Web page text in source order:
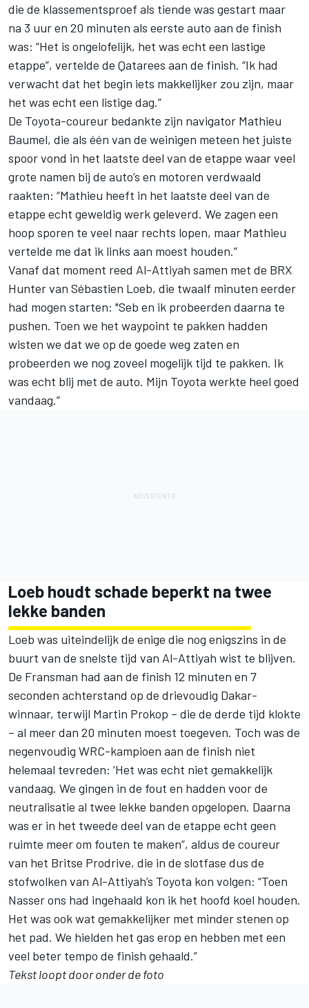
die de klassementsproef als tiende was gestart maar
na 3 uur en 20 minuten als eerste auto aan de finish
was: “Het is ongelofelijk, het was echt een lastige
etappe”, vertelde de Qatarees aan de finish. “Ik had
verwacht dat het begin iets makkelijker zou zijn, maar
het was echt een listige dag.”
De Toyota-coureur bedankte zijn navigator Mathieu
Baumel, die als één van de weinigen meteen het juiste
spoor vond in het laatste deel van de etappe waar veel
grote namen bij de auto’s en motoren verdwaald
raakten: “Mathieu heeft in het laatste deel van de
etappe echt geweldig werk geleverd. We zagen een
hoop sporen te veel naar rechts lopen, maar Mathieu
vertelde me dat ik links aan moest houden.”
Vanaf dat moment reed Al-Attiyah samen met de BRX
Hunter van Sébastien Loeb, die twaalf minuten eerder
had mogen starten: "Seb en ik probeerden daarna te
pushen. Toen we het waypoint te pakken hadden
wisten we dat we op de goede weg zaten en
probeerden we nog zoveel mogelijk tijd te pakken. Ik
was echt blij met de auto. Mijn Toyota werkte heel goed
vandaag.”
Loeb houdt schade beperkt na twee
lekke banden
Loeb was uiteindelijk de enige die nog enigszins in de
buurt van de snelste tijd van Al-Attiyah wist te blijven.
De Fransman had aan de finish 12 minuten en 7
seconden achterstand op de drievoudig Dakar-
winnaar, terwijl Martin Prokop – die de derde tijd klokte
– al meer dan 20 minuten moest toegeven. Toch was de
negenvoudig WRC-kampioen aan de finish niet
helemaal tevreden: ‘Het was echt niet gemakkelijk
vandaag. We gingen in de fout en hadden voor de
neutralisatie al twee lekke banden opgelopen. Daarna
was er in het tweede deel van de etappe echt geen
ruimte meer om fouten te maken”, aldus de coureur
van het Britse Prodrive, die in de slotfase dus de
stofwolken van Al-Attiyah’s Toyota kon volgen: “Toen
Nasser ons had ingehaald kon ik het hoofd koel houden.
Het was ook wat gemakkelijker met minder stenen op
het pad. We hielden het gas erop en hebben met een
veel beter tempo de finish gehaald.”
Tekst loopt door onder de foto